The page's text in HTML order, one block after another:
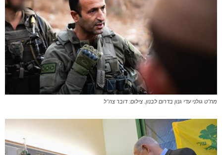
מח"ט גולני עדי גנון בדרום לבנון. צילום: דובר צה"ל